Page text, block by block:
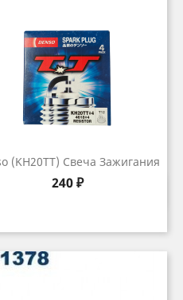
(KH20TT) Свеча Зажигания
Цена
240 ₽
Быстрый просмотр